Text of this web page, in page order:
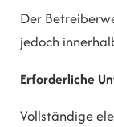
Der
jedoch
Erforderliche
Vollständige